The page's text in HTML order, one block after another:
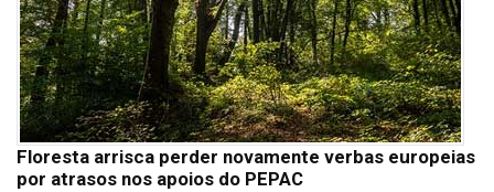
Floresta arrisca perder novamente verbas europeias
por atrasos nos apoios do PEPAC